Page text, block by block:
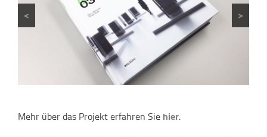
< >
Mehr über das Projekt erfahren Sie hier